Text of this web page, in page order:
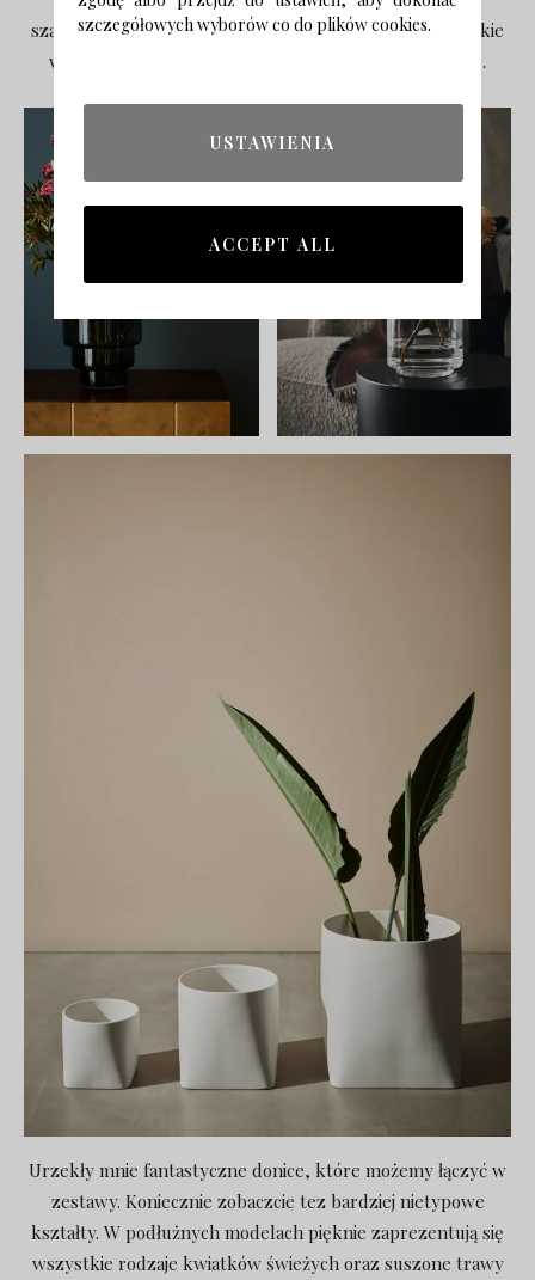
szarości oraz ten piękna zgaszona ceglana czerwień. Takie
wazony pięknie ozdobią
czy elegancką sypialnię.
Urzekły mnie fantastyczne donice, które możemy łączyć w
zestawy. Koniecznie zobaczcie tez bardziej nietypowe
kształty. W podłużnych modelach pięknie zaprezentują się
wszystkie rodzaje kwiatków świeżych oraz suszone trawy
szczegółowych wyborów co do plików cookies.
USTAWIENIA
ACCEPT ALL